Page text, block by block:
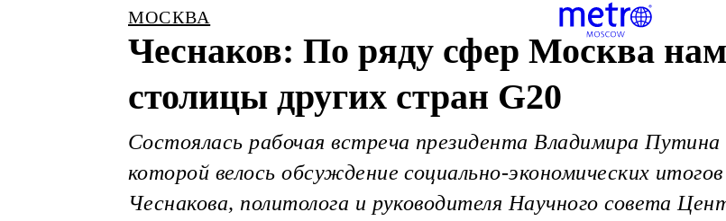
МОСКВА
Чеснаков: По ряду сфер Москва
столицы других стран G20
Состоялась рабочая встреча президента Владимира
которой велось обсуждение социально-экономических
Чеснакова, политолога и руководителя Научного совета